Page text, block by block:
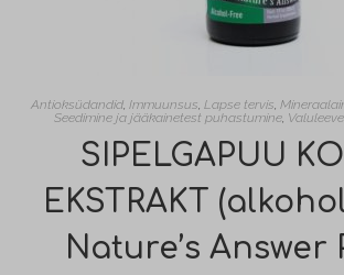
Antioksüdandid, Immuunsus, Lapse tervis,
Seedimine ja jääkainetest puhastumine,
SIPELGAPUU
EKSTRAKT
Nature’s Answer